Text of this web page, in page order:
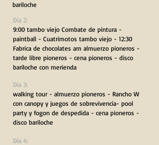
bariloche
Día 2:
9:00 tambo viejo Combate de pintura -
paintball - Cuatrimotos tambo viejo - 12:30
Fabrica de chocolates am almuerzo pioneros -
tarde libre pioneros - cena pioneros - disco
bariloche con merienda
Día 3:
walking tour - almuerzo pioneros - Rancho W
con canopy y juegos de sobrevivencia- pool
party y fogon de despedida - cena pioneros -
disco bariloche
Día 4: